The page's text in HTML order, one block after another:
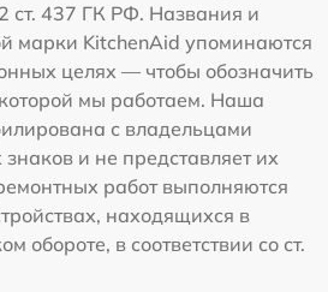
ст. 437 ГК РФ. Названия и
марки KitchenAid упоминаются
целях — чтобы обозначить
мы работаем. Наша
с владельцами
и не представляет их
работ выполняются
находящихся в
обороте, в соответствии со ст.